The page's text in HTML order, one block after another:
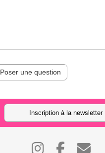
Poser une question
Inscription à la newsletter